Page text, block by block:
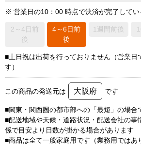
※ 営業日の10：00 時点で決済が完了してい
2～4日前
後
4～6日前
後
1週間前後
■土日祝は出荷を行っておりません（営業日
す）
この商品の発送元は 大阪府 です
■関東・関西圏の都市部への「最短」の場合
■配送地域や天候・道路状況・配送会社の事
係で目安より日数が掛かる場合があります
■商品は全て一般家庭用です（業務用ではあ